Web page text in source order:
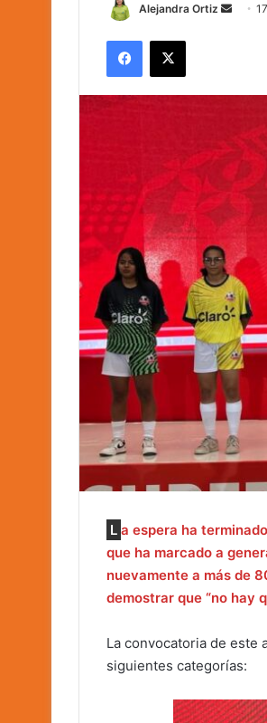
Alejandra Ortiz
Send
Facebook
X
L a espera ha
que ha marcado a
nuevamente a más de
demostrar que “no hay
La convocatoria de este
siguientes categorías: